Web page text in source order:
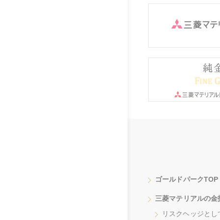
ゴールドパークTOP
三菱マテリアルの金
リスクヘッジとし